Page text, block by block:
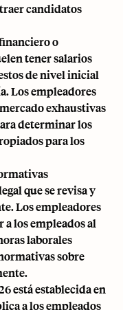
candidatos
o
tener salarios
de nivel inicial
Los empleadores
exhaustivas
determinar los
para los
que se revisa y
Los empleadores
a los empleados al
laborales
sobre
está establecida en
a los empleados